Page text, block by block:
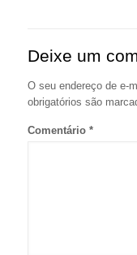
Deixe um
O seu endereço de e-
obrigatórios são
Comentário *